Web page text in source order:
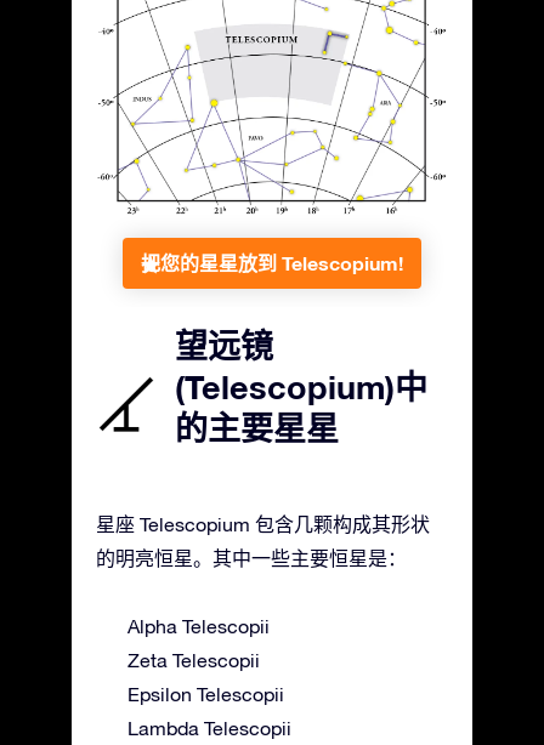
把您的星星放到 Telescopium!
望远镜
(Telescopium)中
的主要星星
星座 Telescopium 包含几颗构成其形状
的明亮恒星。其中一些主要恒星是：
Alpha Telescopii
Zeta Telescopii
Epsilon Telescopii
Lambda Telescopii